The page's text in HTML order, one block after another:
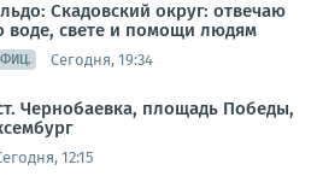
Скадовский округ: отвечаю
воде, свете и помощи людям
Сегодня, 19:34
Чернобаевка, площадь Победы,
12:15